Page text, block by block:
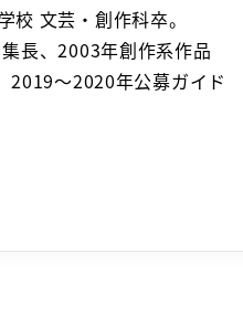
文芸・創作科卒。
長、2003年創作系作品
2019～2020年公募ガイド